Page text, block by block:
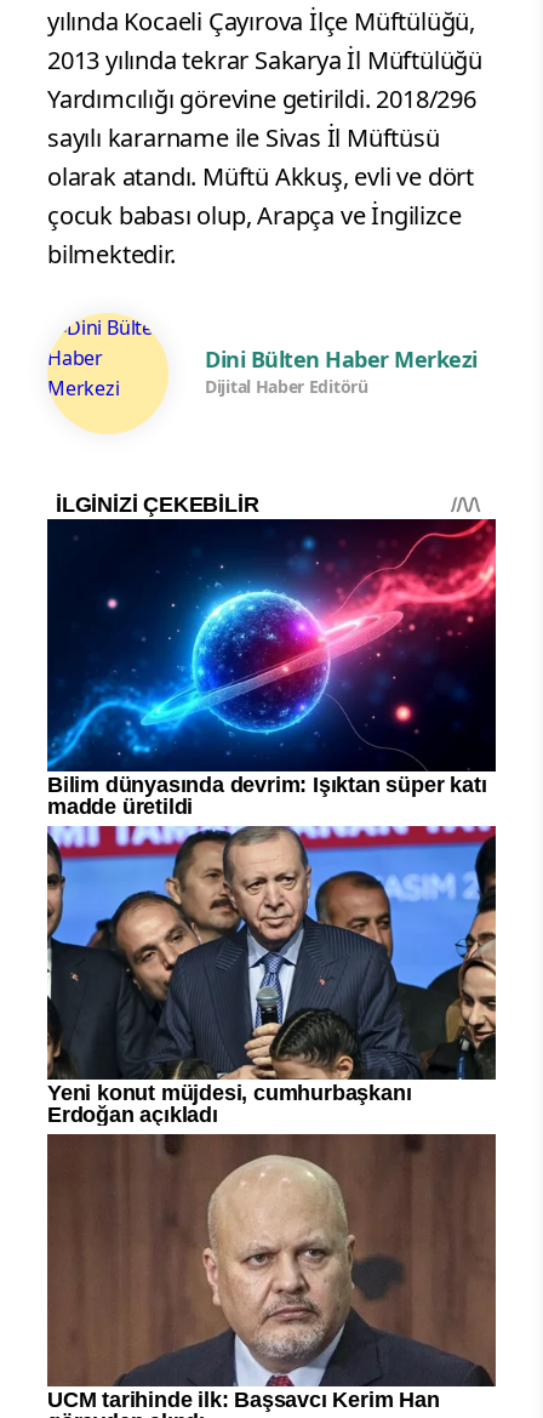
yılında Kocaeli Çayırova İlçe Müftülüğü,
2013 yılında tekrar Sakarya İl Müftülüğü
Yardımcılığı görevine getirildi. 2018/296
sayılı kararname ile Sivas İl Müftüsü
olarak atandı. Müftü Akkuş, evli ve dört
çocuk babası olup, Arapça ve İngilizce
bilmektedir.
Dini Bülten Haber Merkezi
Dijital Haber Editörü